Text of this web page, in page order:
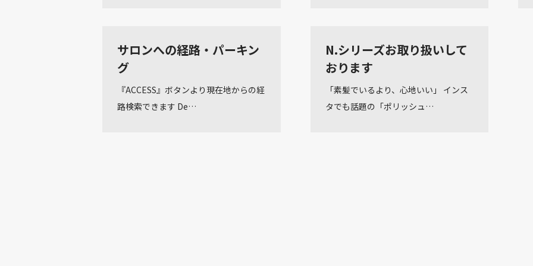
サロンへの経路・パーキン
グ
『ACCESS』ボタンより現在地からの経
路検索できます De…
N.シリーズお取り扱いして
おります
「素髪でいるより、心地いい」 インス
タでも話題の「ポリッシュ…